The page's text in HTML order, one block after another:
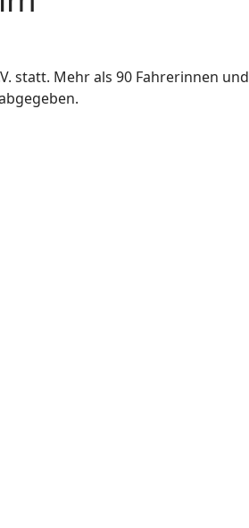
statt. Mehr als 90 Fahrerinnen und